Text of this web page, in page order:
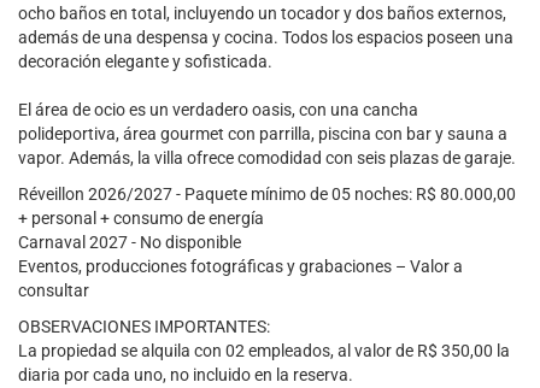
ocho baños en total, incluyendo un tocador y dos baños externos,
además de una despensa y cocina. Todos los espacios poseen una
decoración elegante y sofisticada.
El área de ocio es un verdadero oasis, con una cancha
polideportiva, área gourmet con parrilla, piscina con bar y sauna a
vapor. Además, la villa ofrece comodidad con seis plazas de garaje.
Réveillon 2026/2027 - Paquete mínimo de 05 noches: R$ 80.000,00
+ personal + consumo de energía
Carnaval 2027 - No disponible
Eventos, producciones fotográficas y grabaciones – Valor a
consultar
OBSERVACIONES IMPORTANTES:
La propiedad se alquila con 02 empleados, al valor de R$ 350,00 la
diaria por cada uno, no incluido en la reserva.